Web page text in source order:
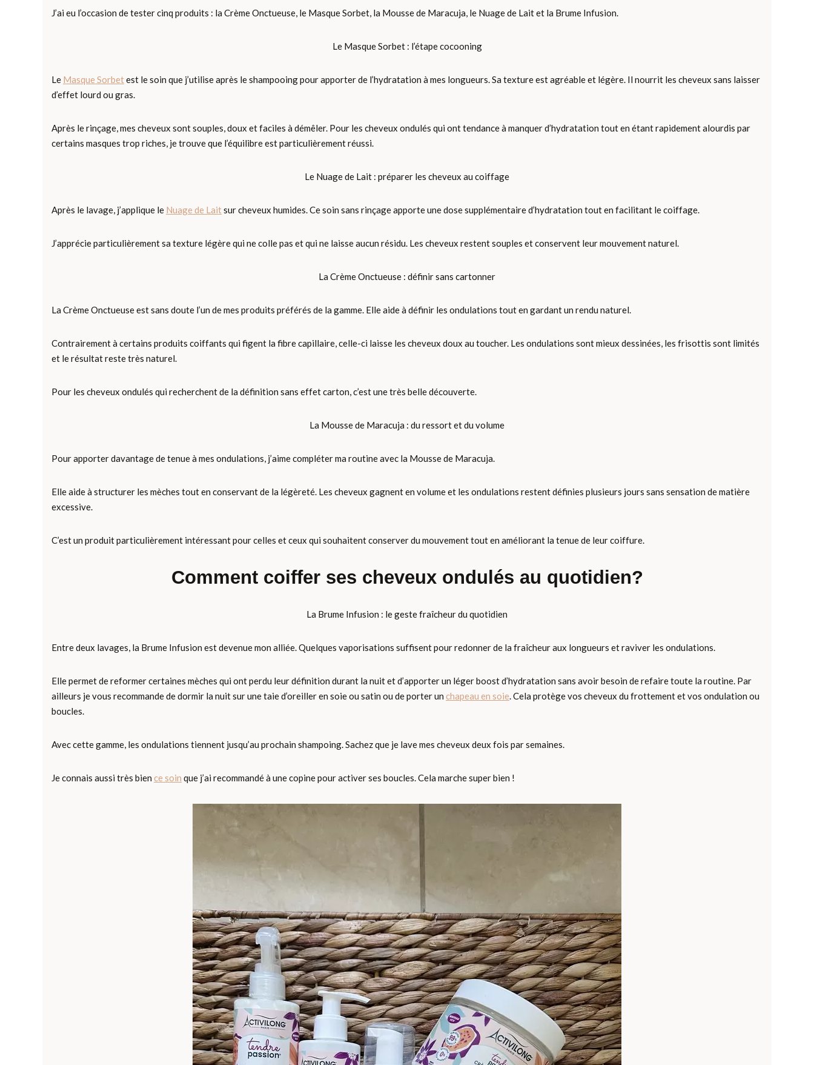
J’ai eu l’occasion de tester cinq produits : la Crème Onctueuse, le Masque Sorbet, la Mousse de Maracuja, le Nuage de Lait et la Brume Infusion.
Le Masque Sorbet : l’étape cocooning
Le Masque Sorbetest le soin que j’utilise après le shampooing pour apporter de l’hydratation à mes longueurs. Sa texture est agréable et légère. Il nourrit les cheveux sans laisser
d’effet lourd ou gras.
Après le rinçage, mes cheveux sont souples, doux et faciles à démêler. Pour les cheveux ondulés qui ont tendance à manquer d’hydratation tout en étant rapidement alourdis par
certains masques trop riches, je trouve que l’équilibre est particulièrement réussi.
Le Nuage de Lait : préparer les cheveux au coiffage
Après le lavage, j’applique le Nuage de Laitsur cheveux humides. Ce soin sans rinçage apporte une dose supplémentaire d’hydratation tout en facilitant le coiffage.
J’apprécie particulièrement sa texture légère qui ne colle pas et qui ne laisse aucun résidu. Les cheveux restent souples et conservent leur mouvement naturel.
La Crème Onctueuse : définir sans cartonner
La Crème Onctueuse est sans doute l’un de mes produits préférés de la gamme. Elle aide à définir les ondulations tout en gardant un rendu naturel.
Contrairement à certains produits coiffants qui figent la fibre capillaire, celle-ci laisse les cheveux doux au toucher. Les ondulations sont mieux dessinées, les frisottis sont limités
et le résultat reste très naturel.
Pour les cheveux ondulés qui recherchent de la définition sans effet carton, c’est une très belle découverte.
La Mousse de Maracuja : du ressort et du volume
Pour apporter davantage de tenue à mes ondulations, j’aime compléter ma routine avec la Mousse de Maracuja.
Elle aide à structurer les mèches tout en conservant de la légèreté. Les cheveux gagnent en volume et les ondulations restent définies plusieurs jours sans sensation de matière
excessive.
C’est un produit particulièrement intéressant pour celles et ceux qui souhaitent conserver du mouvement tout en améliorant la tenue de leur coiffure.
Comment coiffer ses cheveux ondulés au quotidien?
La Brume Infusion : le geste fraîcheur du quotidien
Entre deux lavages, la Brume Infusion est devenue mon alliée. Quelques vaporisations suffisent pour redonner de la fraîcheur aux longueurs et raviver les ondulations.
Elle permet de reformer certaines mèches qui ont perdu leur définition durant la nuit et d’apporter un léger boost d’hydratation sans avoir besoin de refaire toute la routine. Par
ailleurs je vous recommande de dormir la nuit sur une taie d’oreiller en soie ou satin ou de porter un chapeau en soie. Cela protège vos cheveux du frottement et vos ondulation ou
boucles.
Avec cette gamme, les ondulations tiennent jusqu’au prochain shampoing. Sachez que je lave mes cheveux deux fois par semaines.
Je connais aussi très bien ce soin que j’ai recommandé à une copine pour activer ses boucles. Cela marche super bien !